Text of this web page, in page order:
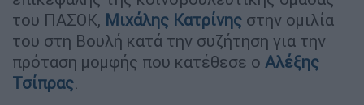
του ΠΑΣΟΚ, Μιχάλης Κατρίνης στην ομιλία
του στη Βουλή κατά την συζήτηση για την
πρόταση μομφής που κατέθεσε ο Αλέξης
Τσίπρας.